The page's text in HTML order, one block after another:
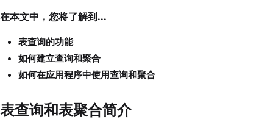
在本文中，您将了解到...
表查询的功能
如何建立查询和聚合
如何在应用程序中使用查询和聚合
表查询和表聚合简介